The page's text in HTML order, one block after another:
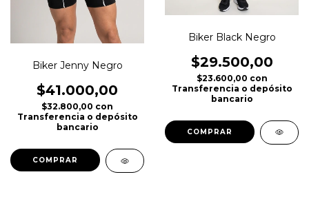
Biker Jenny Negro
$41.000,00
$32.800,00 con
Transferencia o depósito
bancario
COMPRAR
Biker Black Negro
$29.500,00
$23.600,00 con
Transferencia o depósito
bancario
COMPRAR